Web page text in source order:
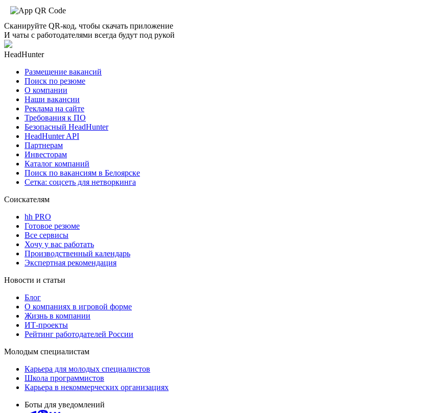
Сканируйте QR-код, чтобы скачать приложение
И чаты с работодателями всегда будут под рукой
HeadHunter
Размещение вакансий
Поиск по резюме
О компании
Наши вакансии
Реклама на сайте
Требования к ПО
Безопасный HeadHunter
HeadHunter API
Партнерам
Инвесторам
Каталог компаний
Поиск по вакансиям в Белоярске
Сетка: соцсеть для нетворкинга
Соискателям
hh PRO
Готовое резюме
Все сервисы
Хочу у вас работать
Производственный календарь
Экспертная рекомендация
Новости и статьи
Блог
О компаниях в игровой форме
Жизнь в компании
ИТ-проекты
Рейтинг работодателей России
Молодым специалистам
Карьера для молодых специалистов
Школа программистов
Карьера в некоммерческих организациях
Боты для уведомлений